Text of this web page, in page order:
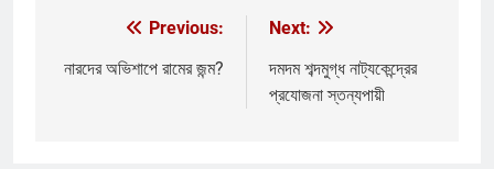
navigation
Previous:
নারদের অভিশাপে রামের জন্ম?
Next:
দমদম শব্দমুগ্ধ নাট্যকেন্দ্রের
প্রযোজনা স্তন্যপায়ী